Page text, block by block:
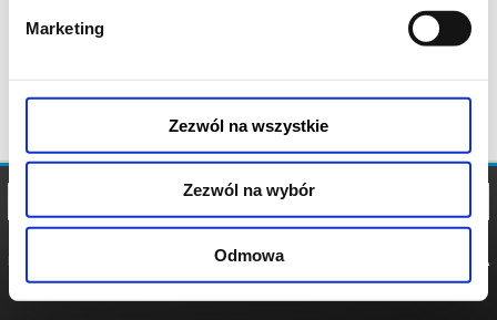
Marketing
Zezwól na wszystkie
Zezwól na wybór
Odmowa
POLITYKA
POLITYKA